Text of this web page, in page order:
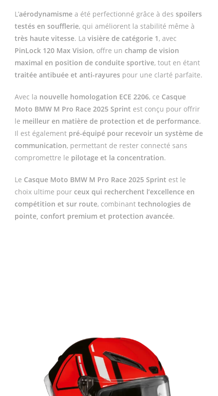
L’aérodynamisme a été perfectionné grâce à des spoilers
testés en soufflerie, qui améliorent la stabilité même à
très haute vitesse. La visière de catégorie 1, avec
PinLock 120 Max Vision, offre un champ de vision
maximal en position de conduite sportive, tout en étant
traitée antibuée et anti-rayures pour une clarté parfaite.
Avec la nouvelle homologation ECE 2206, ce Casque
Moto BMW M Pro Race 2025 Sprint est conçu pour offrir
le meilleur en matière de protection et de performance.
Il est également pré-équipé pour recevoir un système de
communication, permettant de rester connecté sans
compromettre le pilotage et la concentration.
Le Casque Moto BMW M Pro Race 2025 Sprint est le
choix ultime pour ceux qui recherchent l’excellence en
compétition et sur route, combinant technologies de
pointe, confort premium et protection avancée.